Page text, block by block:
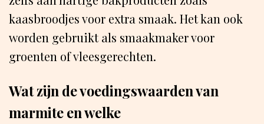
kaasbroodjes voor extra smaak. Het kan ook
worden gebruikt als smaakmaker voor
groenten of vleesgerechten.
Wat zijn de voedingswaarden van
marmite en welke